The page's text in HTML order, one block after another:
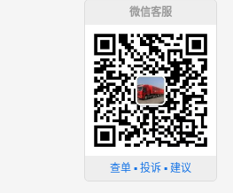
微信客服
查单 ▪ 投诉 ▪ 建议